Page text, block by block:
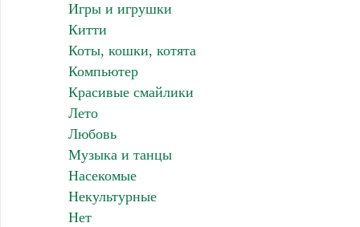
Игры и игрушки
Китти
Коты, кошки, котята
Компьютер
Красивые смайлики
Лето
Любовь
Музыка и танцы
Насекомые
Некультурные
Нет